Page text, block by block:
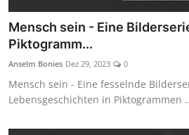
Mensch sein - Eine
Piktogramm...
Anselm Bonies Dez 29, 2023 0
Mensch sein - Eine fesselnde
Lebensgeschichten in Piktogrammen